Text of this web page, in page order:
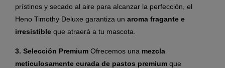
prístinos y secado al aire para alcanzar la perfección, el
Heno Timothy Deluxe garantiza un aroma fragante e
irresistible que atraerá a tu mascota.
3. Selección Premium Ofrecemos una mezcla
meticulosamente curada de pastos premium que